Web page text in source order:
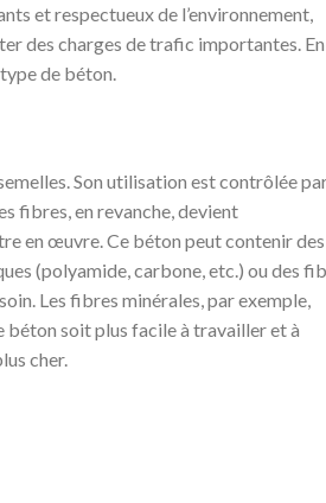
et respectueux de l’environnement,
des charges de trafic importantes. En
de béton.
Son utilisation est contrôlée
fibres, en revanche, devient
en œuvre. Ce béton peut contenir des
(polyamide, carbone, etc.) ou des
Les fibres minérales, par exemple,
béton soit plus facile à travailler et à
cher.